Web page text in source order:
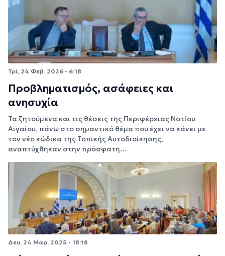
Τρί, 24 Φεβ. 2026 - 6:18
Προβληματισμός, ασάφειες και
ανησυχία
Τα ζητούμενα και τις θέσεις της Περιφέρειας Νοτίου
Αιγαίου, πάνω στο σημαντικό θέμα που έχει να κάνει με
τον νέο κώδικα της Τοπικής Αυτοδιοίκησης,
αναπτύχθηκαν στην πρόσφατη…
Δευ, 24 Μαρ. 2025 - 18:18